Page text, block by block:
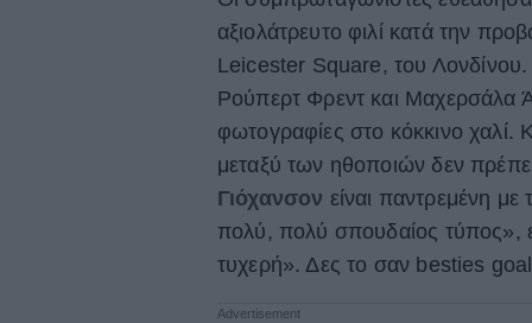
αξιολάτρευτο φιλί κατά την
Leicester Square, του
Ρούπερτ Φρεντ και Μαχερσάλα
φωτογραφίες στο κόκκινο
μεταξύ των ηθοποιών δεν
Γιόχανσον είναι παντρεμένη
πολύ, πολύ σπουδαίος τύπος»,
τυχερή». Δες το σαν besties